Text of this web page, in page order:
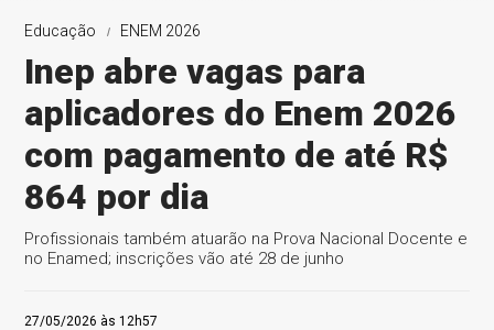
Educação ENEM 2026
Inep abre vagas para
aplicadores do Enem 2026
com pagamento de até R$
864 por dia
Profissionais também atuarão na Prova Nacional Docente e
no Enamed; inscrições vão até 28 de junho
27/05/2026 às 12h57